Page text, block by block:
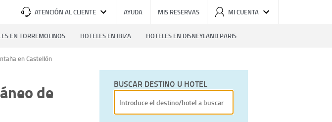
ATENCIÓN AL CLIENTE AYUDA MIS RESERVAS MI CUENTA
EN TORREMOLINOS HOTELES EN IBIZA HOTELES EN DISNEYLAND PARIS
en Castellón
de
BUSCAR DESTINO U HOTEL